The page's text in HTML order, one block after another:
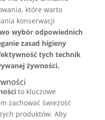
które warto
konserwacji
wybór odpowiednich
zasad higieny
tych technik
żywności.
to kluczowe
zachować świeżość
produktów. Aby